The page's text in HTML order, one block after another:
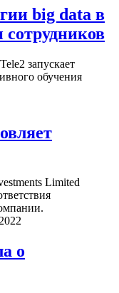
big data в
запускает
обучения
Limited
о